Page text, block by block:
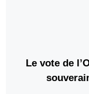
Le vote de